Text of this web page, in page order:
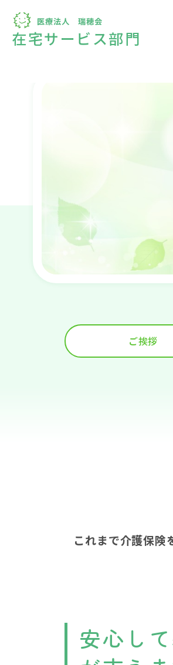
ご挨拶
これまで介護保険
安心し
在宅サービス部門